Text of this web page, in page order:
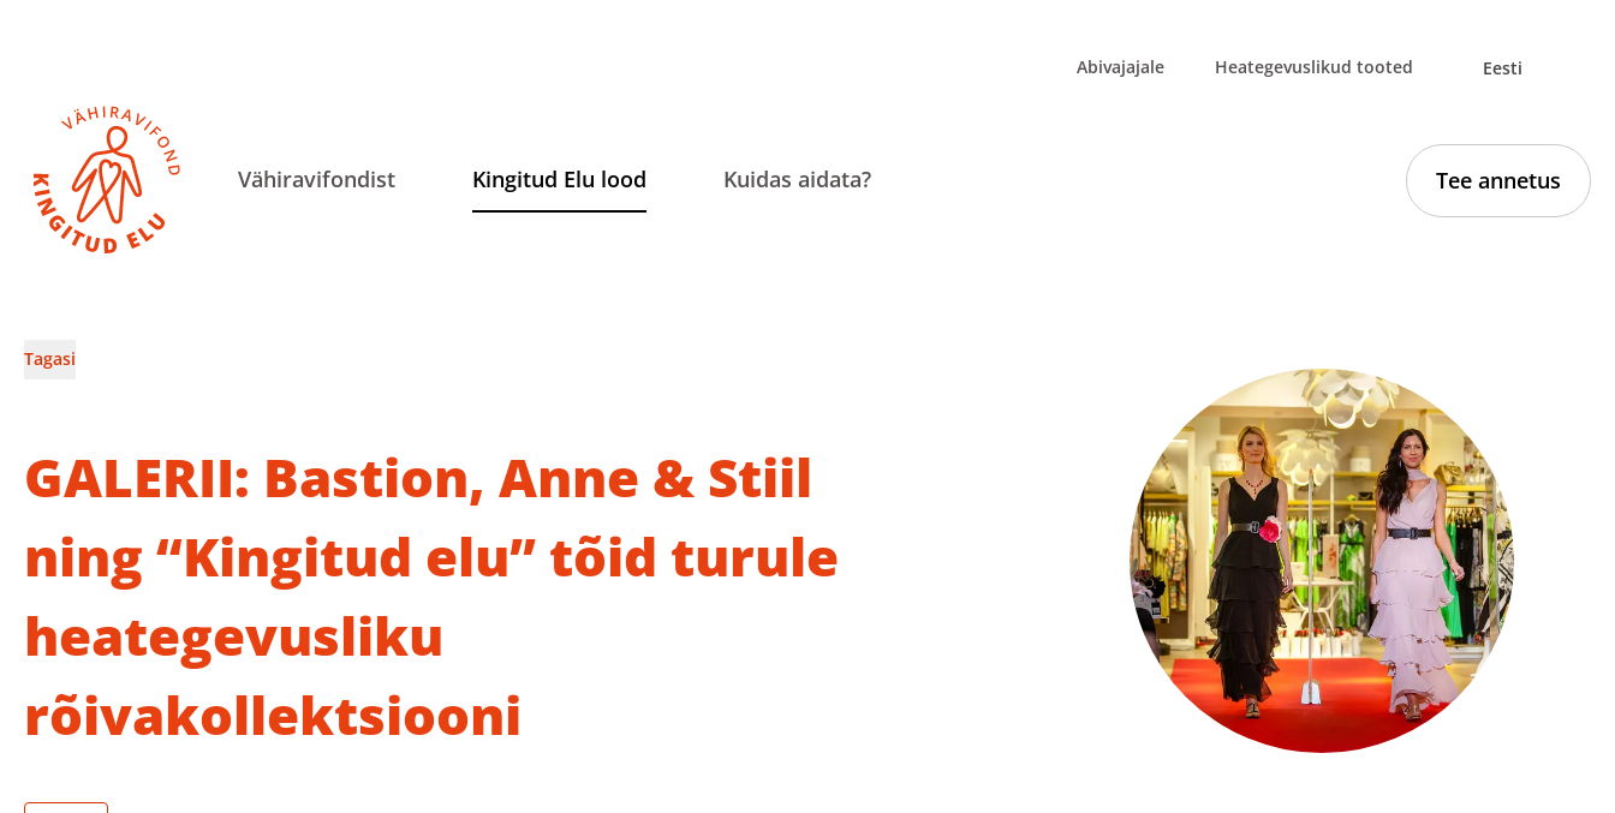
Abivajajale Heategevuslikud tooted Eesti
Vähiravifondist Kingitud Elu lood Kuidas aidata? Tee annetus
Tagasi
GALERII: Bastion, Anne & Stiil
ning “Kingitud elu” tõid turule
heategevusliku
rõivakollektsiooni